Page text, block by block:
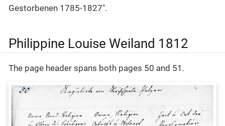
Gestorbenen 1785-1827".
Philippine Louise Weiland 1812
The page header spans both pages 50 and 51.